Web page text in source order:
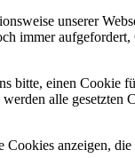
unserer
immer
bitte, einen Cookie
alle gesetzten
anzeigen,